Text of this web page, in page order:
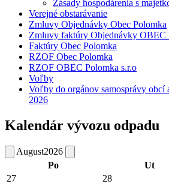
Zásady hospodárenia s
Verejné obstarávanie
Zmluvy Objednávky Obec Polomka
Zmluvy faktúry Objednávky OBEC
Faktúry Obec Polomka
RZOF Obec Polomka
RZOF OBEC Polomka s.r.o
Voľby
Voľby do orgánov samosprávy obcí
2026
Kalendár vývozu odpadu
August2026
Po
Ut
27
28